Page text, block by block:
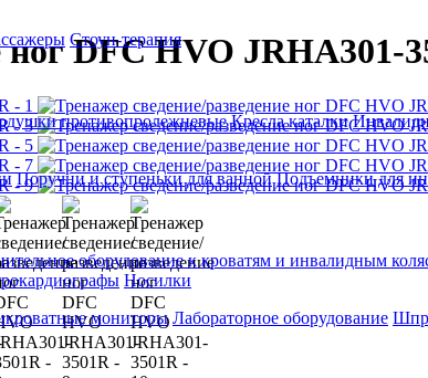
Стоун-терапия
противопролежневые Кресла каталки
Поручни и ступеньки для ванной Подъемники для
оборудование к кроватям и инвалидным
Носилки
мониторы Лабораторное оборудование
ног DFC HVO JRHA301-